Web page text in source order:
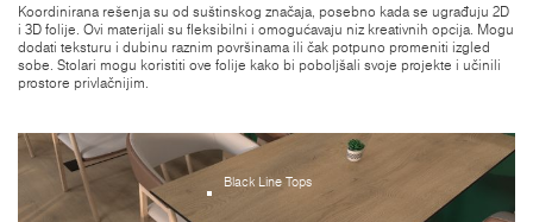
Koordinirana rešenja su od suštinskog značaja, posebno kada se ugrađuju 2D
i 3D folije. Ovi materijali su fleksibilni i omogućavaju niz kreativnih opcija. Mogu
dodati teksturu i dubinu raznim površinama ili čak potpuno promeniti izgled
sobe. Stolari mogu koristiti ove folije kako bi poboljšali svoje projekte i učinili
prostore privlačnijim.
Black Line Tops